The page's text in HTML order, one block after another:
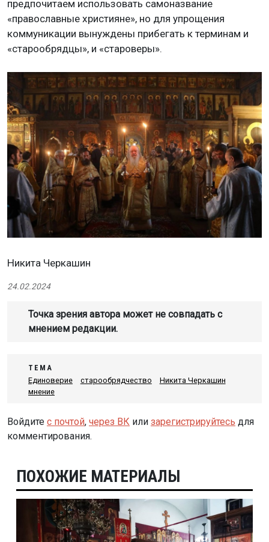
предпочитаем использовать самоназвание
«православные християне», но для упрощения
коммуникации вынуждены прибегать к терминам и
«старообрядцы», и «староверы».
Никита Черкашин
24.02.2024
Точка зрения автора может не совпадать с
мнением редакции.
ТЕМА
Единоверие
старообрядчество
Никита Черкашин
мнение
Войдите с почтой, через ВК или зарегистрируйтесь для
комментирования.
ПОХОЖИЕ МАТЕРИАЛЫ